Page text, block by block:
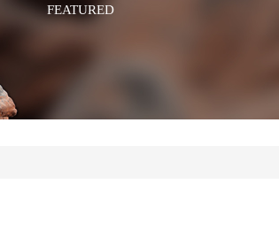
FEATURED